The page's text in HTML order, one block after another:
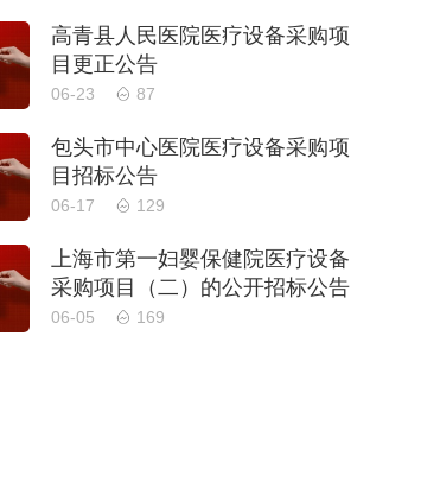
高青县人民医院医疗设备采购项
目更正公告
06-23 87
包头市中心医院医疗设备采购项
目招标公告
06-17 129
上海市第一妇婴保健院医疗设备
采购项目（二）的公开招标公告
06-05 169